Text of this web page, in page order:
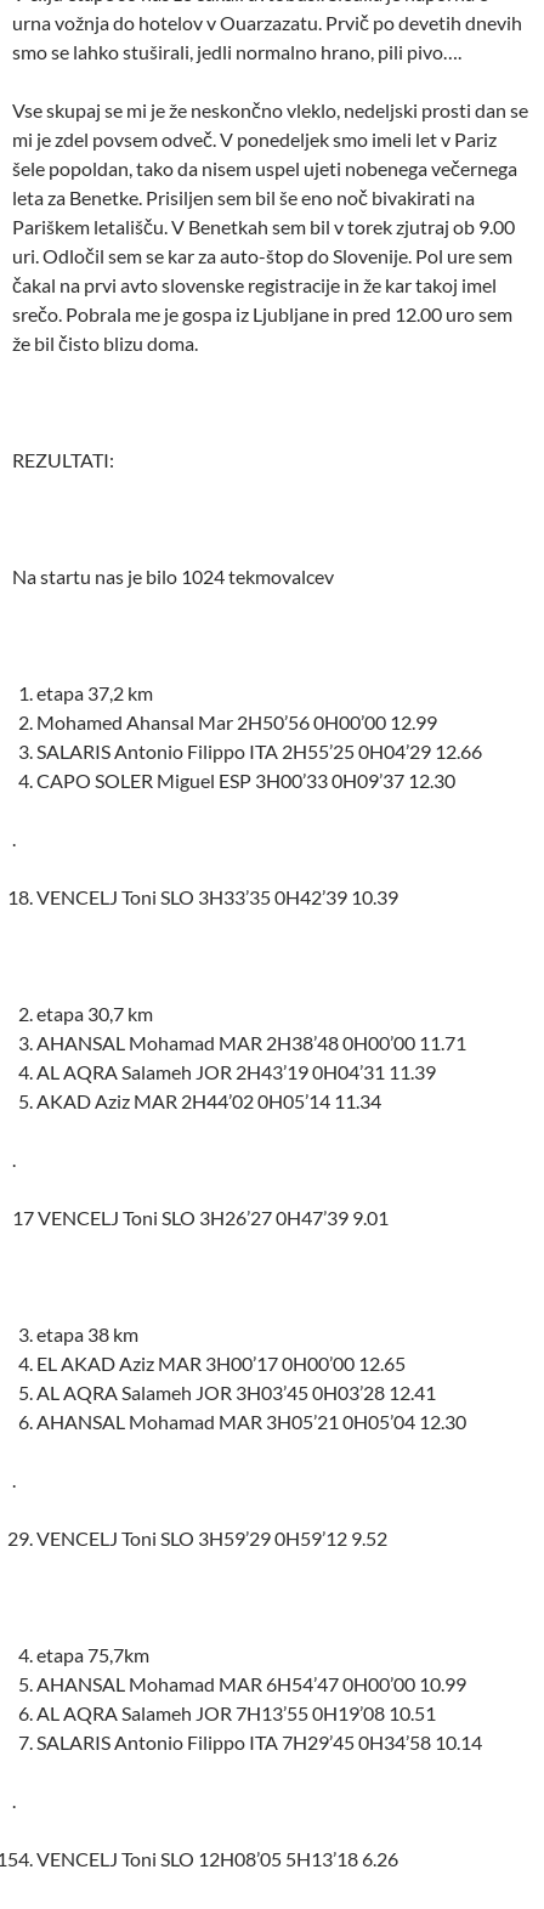
urna vožnja do hotelov v Ouarzazatu. Prvič po devetih dnevih
smo se lahko stuširali, jedli normalno hrano, pili pivo….
Vse skupaj se mi je že neskončno vleklo, nedeljski prosti dan se
mi je zdel povsem odveč. V ponedeljek smo imeli let v Pariz
šele popoldan, tako da nisem uspel ujeti nobenega večernega
leta za Benetke. Prisiljen sem bil še eno noč bivakirati na
Pariškem letališču. V Benetkah sem bil v torek zjutraj ob 9.00
uri. Odločil sem se kar za auto-štop do Slovenije. Pol ure sem
čakal na prvi avto slovenske registracije in že kar takoj imel
srečo. Pobrala me je gospa iz Ljubljane in pred 12.00 uro sem
že bil čisto blizu doma.
REZULTATI:
Na startu nas je bilo 1024 tekmovalcev
etapa 37,2 km
Mohamed Ahansal Mar 2H50’56 0H00’00 12.99
SALARIS Antonio Filippo ITA 2H55’25 0H04’29 12.66
CAPO SOLER Miguel ESP 3H00’33 0H09’37 12.30
.
VENCELJ Toni SLO 3H33’35 0H42’39 10.39
etapa 30,7 km
AHANSAL Mohamad MAR 2H38’48 0H00’00 11.71
AL AQRA Salameh JOR 2H43’19 0H04’31 11.39
AKAD Aziz MAR 2H44’02 0H05’14 11.34
.
17 VENCELJ Toni SLO 3H26’27 0H47’39 9.01
etapa 38 km
EL AKAD Aziz MAR 3H00’17 0H00’00 12.65
AL AQRA Salameh JOR 3H03’45 0H03’28 12.41
AHANSAL Mohamad MAR 3H05’21 0H05’04 12.30
.
VENCELJ Toni SLO 3H59’29 0H59’12 9.52
etapa 75,7km
AHANSAL Mohamad MAR 6H54’47 0H00’00 10.99
AL AQRA Salameh JOR 7H13’55 0H19’08 10.51
SALARIS Antonio Filippo ITA 7H29’45 0H34’58 10.14
.
VENCELJ Toni SLO 12H08’05 5H13’18 6.26